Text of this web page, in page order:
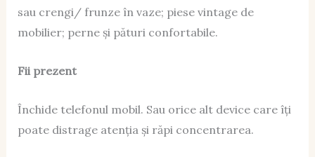
sau crengi/ frunze în vaze; piese vintage de
mobilier; perne și pături confortabile.
Fii prezent
Închide telefonul mobil. Sau orice alt device care îți
poate distrage atenția și răpi concentrarea.